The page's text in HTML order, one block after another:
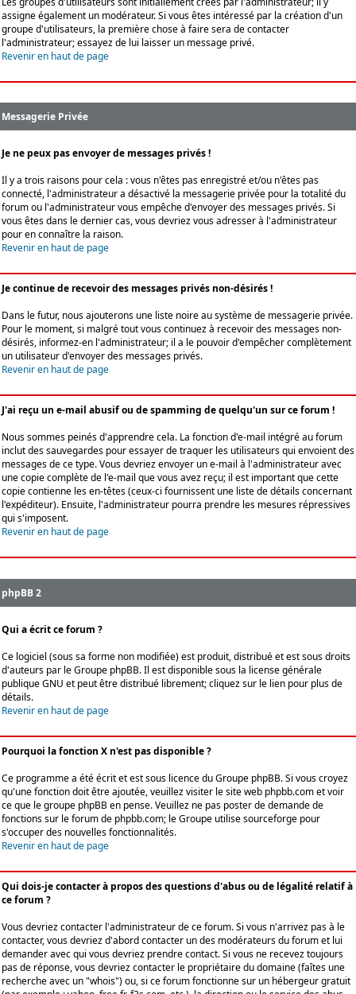
assigne également un modérateur. Si vous êtes intéressé par la création d'un
groupe d'utilisateurs, la première chose à faire sera de contacter
l'administrateur; essayez de lui laisser un message privé.
Revenir en haut de page
Messagerie Privée
Je ne peux pas envoyer de messages privés !
Il y a trois raisons pour cela : vous n'êtes pas enregistré et/ou n'êtes pas
connecté, l'administrateur a désactivé la messagerie privée pour la totalité du
forum ou l'administrateur vous empêche d'envoyer des messages privés. Si
vous êtes dans le dernier cas, vous devriez vous adresser à l'administrateur
pour en connaître la raison.
Revenir en haut de page
Je continue de recevoir des messages privés non-désirés !
Dans le futur, nous ajouterons une liste noire au système de messagerie privée.
Pour le moment, si malgré tout vous continuez à recevoir des messages non-
désirés, informez-en l'administrateur; il a le pouvoir d'empêcher complètement
un utilisateur d'envoyer des messages privés.
Revenir en haut de page
J'ai reçu un e-mail abusif ou de spamming de quelqu'un sur ce forum !
Nous sommes peinés d'apprendre cela. La fonction d'e-mail intégré au forum
inclut des sauvegardes pour essayer de traquer les utilisateurs qui envoient des
messages de ce type. Vous devriez envoyer un e-mail à l'administrateur avec
une copie complète de l'e-mail que vous avez reçu; il est important que cette
copie contienne les en-têtes (ceux-ci fournissent une liste de détails concernant
l'expéditeur). Ensuite, l'administrateur pourra prendre les mesures répressives
qui s'imposent.
Revenir en haut de page
phpBB 2
Qui a écrit ce forum ?
Ce logiciel (sous sa forme non modifiée) est produit, distribué et est sous droits
d'auteurs par leGroupe phpBB. Il est disponible sous la license générale
publique GNU et peut être distribué librement; cliquez sur le lien pour plus de
détails.
Revenir en haut de page
Pourquoi la fonction X n'est pas disponible ?
Ce programme a été écrit et est sous licence du Groupe phpBB. Si vous croyez
qu'une fonction doit être ajoutée, veuillez visiter le site web phpbb.com et voir
ce que le groupe phpBB en pense. Veuillez ne pas poster de demande de
fonctions sur le forum de phpbb.com; le Groupe utilise sourceforge pour
s'occuper des nouvelles fonctionnalités.
Revenir en haut de page
Qui dois-je contacter à propos des questions d'abus ou de légalité relatif à
ce forum ?
Vous devriez contacter l'administrateur de ce forum. Si vous n'arrivez pas à le
contacter, vous devriez d'abord contacter un des modérateurs du forum et lui
demander avec qui vous devriez prendre contact. Si vous ne recevez toujours
pas de réponse, vous devriez contacter le propriétaire du domaine (faîtes une
recherche avec un "whois") ou, si ce forum fonctionne sur un hébergeur gratuit